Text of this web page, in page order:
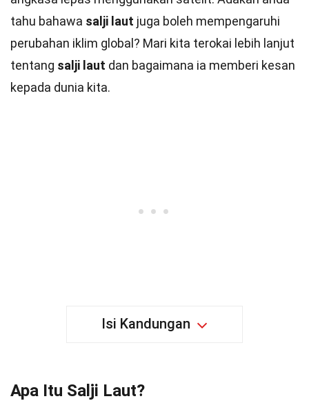
tahu bahawa salji laut juga boleh mempengaruhi
perubahan iklim global? Mari kita terokai lebih lanjut
tentang salji laut dan bagaimana ia memberi kesan
kepada dunia kita.
Isi Kandungan
Apa Itu Salji Laut?